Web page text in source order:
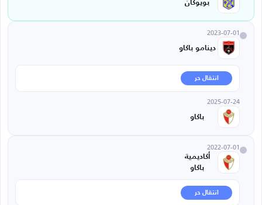
بويوكان
2023-07-01
دينامو باكاو
انتقال حر
2025-07-24
باكاو
2022-07-01
أكاديمية
باكاو
انتقال حر